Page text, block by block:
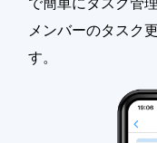
メンバーのタスク
す。